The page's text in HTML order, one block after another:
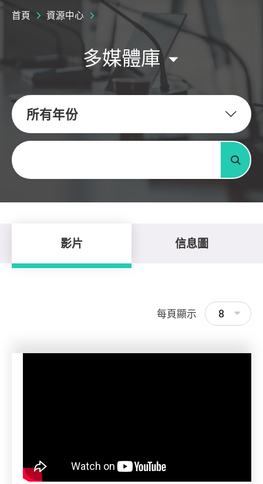
首頁 資源中心
多媒體庫
所有年份
關鍵字
搜尋
影片 信息圖
每頁顯示 8